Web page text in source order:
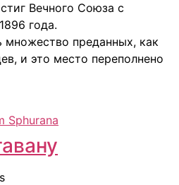
Вечного Союза с
года.
множество преданных, как
и это место переполнено